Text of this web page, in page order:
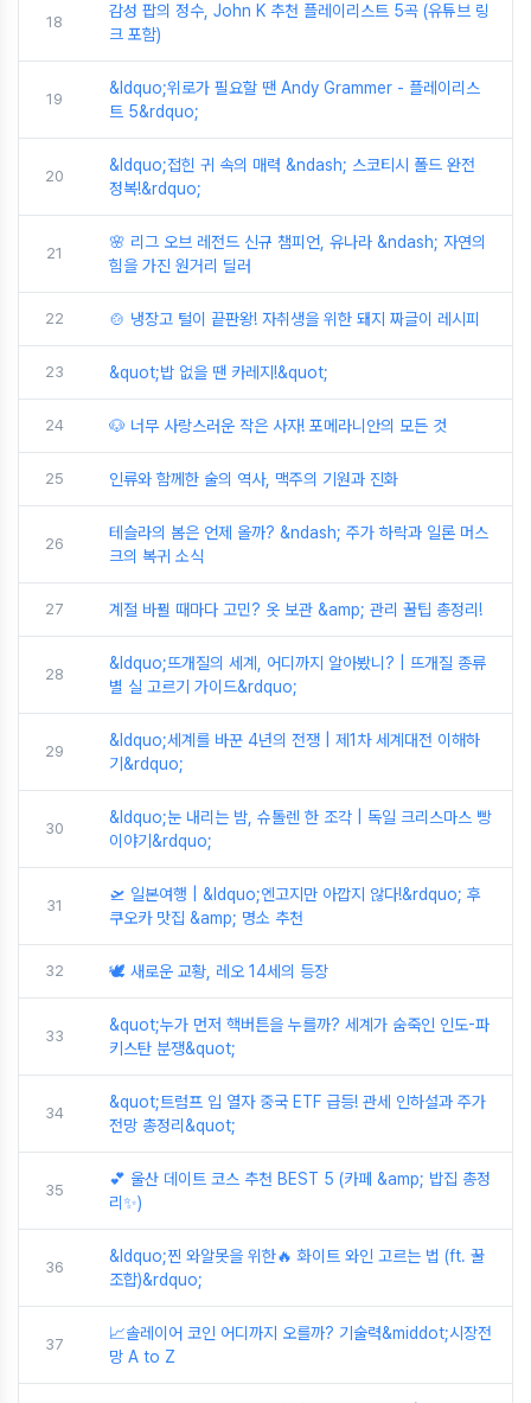
18
감성 팝의 정수, John K 추천 플레이리스트 5곡 (유튜브 링
크 포함)
19
&ldquo;위로가 필요할 땐 Andy Grammer - 플레이리스
트 5&rdquo;
20
&ldquo;접힌 귀 속의 매력 &ndash; 스코티시 폴드 완전
정복!&rdquo;
21
🌸 리그 오브 레전드 신규 챔피언, 유나라 &ndash; 자연의
힘을 가진 원거리 딜러
22 🍲 냉장고 털이 끝판왕! 자취생을 위한 돼지 짜글이 레시피
23 &quot;밥 없을 땐 카레지!&quot;
24 🐶 너무 사랑스러운 작은 사자! 포메라니안의 모든 것
25 인류와 함께한 술의 역사, 맥주의 기원과 진화
26
테슬라의 봄은 언제 올까? &ndash; 주가 하락과 일론 머스
크의 복귀 소식
27 계절 바뀔 때마다 고민? 옷 보관 &amp; 관리 꿀팁 총정리!
28
&ldquo;뜨개질의 세계, 어디까지 알아봤니? | 뜨개질 종류
별 실 고르기 가이드&rdquo;
29
&ldquo;세계를 바꾼 4년의 전쟁 | 제1차 세계대전 이해하
기&rdquo;
30
&ldquo;눈 내리는 밤, 슈톨렌 한 조각 | 독일 크리스마스 빵
이야기&rdquo;
31
🛫 일본여행 | &ldquo;엔고지만 아깝지 않다!&rdquo; 후
쿠오카 맛집 &amp; 명소 추천
32 🕊️ 새로운 교황, 레오 14세의 등장
33
&quot;누가 먼저 핵버튼을 누를까? 세계가 숨죽인 인도-파
키스탄 분쟁&quot;
34
&quot;트럼프 입 열자 중국 ETF 급등! 관세 인하설과 주가
전망 총정리&quot;
35
💕 울산 데이트 코스 추천 BEST 5 (카페 &amp; 밥집 총정
리✨)
36
&ldquo;찐 와알못을 위한🔥 화이트 와인 고르는 법 (ft. 꿀
조합)&rdquo;
37
📈솔레이어 코인 어디까지 오를까? 기술력&middot;시장전
망 A to Z